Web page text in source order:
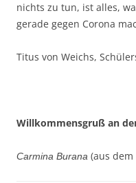
nichts zu tun, ist alles,
gerade gegen Corona
Titus von Weichs,
Willkommensgruß an
Carmina Burana (aus